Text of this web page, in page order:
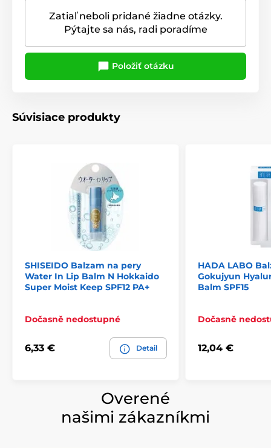
Zatiaľ neboli pridané žiadne otázky.
Pýtajte sa nás, radi poradíme
Položiť otázku
Súvisiace produkty
SHISEIDO Balzam na pery
Water In Lip Balm N Hokkaido
Super Moist Keep SPF12 PA+
Dočasně nedostupné
6,33 € Detail
HADA LABO
Gokujyun
Balm SPF15
Dočasně
12,04 €
Overené
našimi zákazníkmi